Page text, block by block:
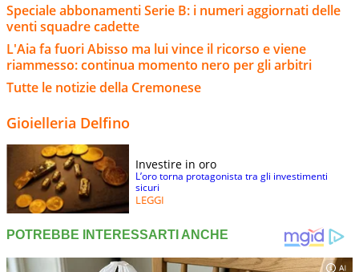
Speciale abbonamenti Serie B: i numeri aggiornati delle
venti squadre cadette
L'Aia fa fuori Abisso ma lui vince il ricorso e viene
riammesso: continua momento nero per gli arbitri
Tutte le notizie della Cremonese
Gioielleria Delfino
Investire in oro
L’oro torna protagonista tra gli investimenti
sicuri
LEGGI